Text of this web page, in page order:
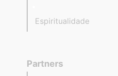
Espiritualidade
Partners